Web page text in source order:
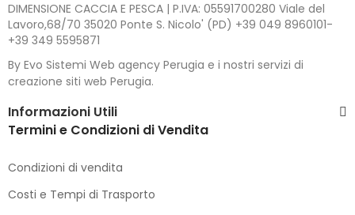
DIMENSIONE CACCIA E PESCA | P.IVA: 05591700280 Viale del
Lavoro,68/70 35020 Ponte S. Nicolo' (PD) +39 049 8960101-
+39 349 5595871
By Evo Sistemi Web agency Perugia e i nostri servizi di
creazione siti web Perugia.
Informazioni Utili
Termini e Condizioni di Vendita
Condizioni di vendita
Costi e Tempi di Trasporto